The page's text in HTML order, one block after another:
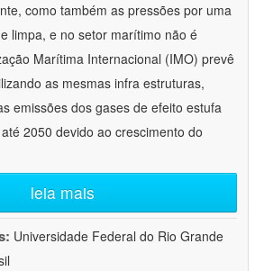
como também as pressões por uma
limpa, e no setor marítimo não é
Marítima Internacional (IMO) prevê
as mesmas infra estruturas,
emissões dos gases de efeito estufa
2050 devido ao crescimento do
leia mais
Universidade Federal do Rio Grande